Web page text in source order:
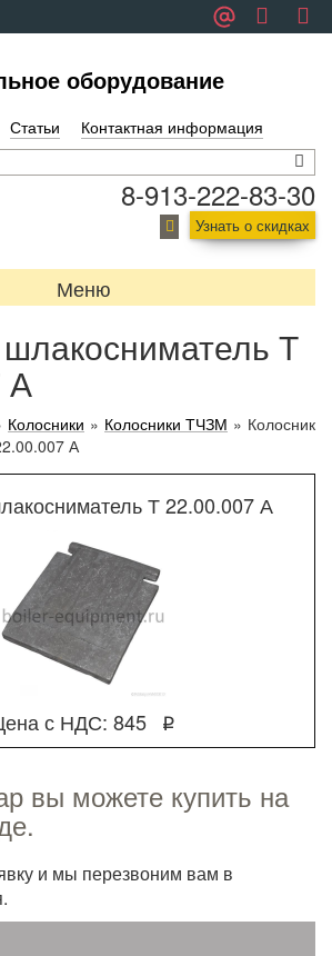
оборудование
Статьи Контактная информация
8-913-222-83-30
Узнать о скидках
Меню
Т
А
Колосники » Колосники ТЧЗМ » Колосник
А
Т 22.00.007 А
с НДС: 845 q
вы можете купить на
и мы перезвоним вам в